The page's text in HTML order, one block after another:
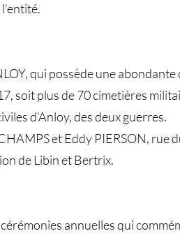
qui possède une
soit plus de 70 cimetières
d’Anloy, des deux guerres.
et Eddy PIERSON, rue
de Libin et Bertrix.
annuelles qui